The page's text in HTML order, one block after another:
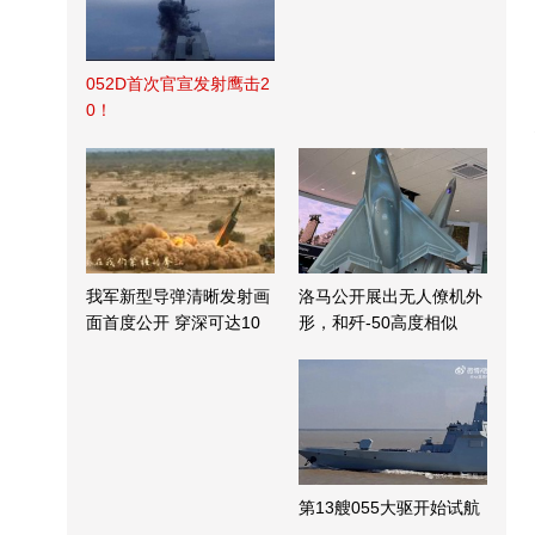
052D首次官宣发射鹰击2
0！
我军新型导弹清晰发射画
面首度公开 穿深可达10
洛马公开展出无人僚机外
形，和歼-50高度相似
第13艘055大驱开始试航